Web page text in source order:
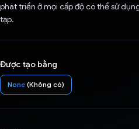
phát triển ở mọi cấp độ có thể sử
tạp.
Được tạo bằng
None (Không có)